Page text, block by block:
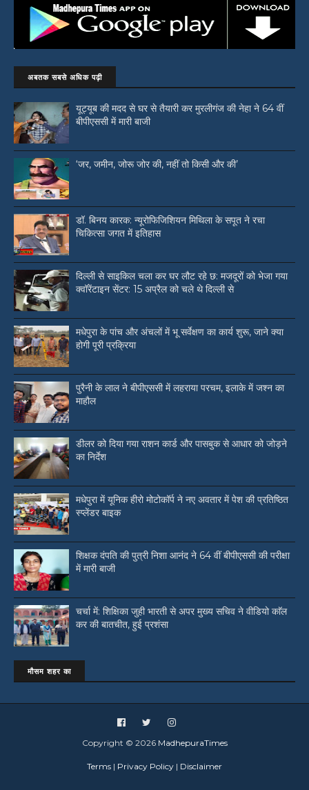
अबतक सबसे अधिक पढ़ी
यूट्यूब की मदद से घर से तैयारी कर मुरलीगंज की नेहा ने 64 वीं
बीपीएससी में मारी बाजी
‘जर, जमीन, जोरू जोर की, नहीं तो किसी और की’
डॉ. बिनय कारक: न्यूरोफिजिशियन मिथिला के सपूत ने रचा
चिकित्सा जगत में इतिहास
दिल्ली से साइकिल चला कर घर लौट रहे छ: मजदूरों को भेजा गया
क्वॉरेंटाइन सेंटर: 15 अप्रैल को चले थे दिल्ली से
मधेपुरा के पांच और अंचलों में भू सर्वेक्षण का कार्य शुरू, जाने क्या
होगी पूरी प्रक्रिया
पुरैनी के लाल ने बीपीएससी में लहराया परचम, इलाके में जश्न का
माहौल
डीलर को दिया गया राशन कार्ड और पासबुक से आधार को जोड़ने
का निर्देश
मधेपुरा में यूनिक हीरो मोटोकॉर्प ने नए अवतार में पेश की प्रतिष्ठित
स्प्लेंडर बाइक
शिक्षक दंपति की पुत्री निशा आनंद ने 64 वीं बीपीएससी की परीक्षा
में मारी बाजी
चर्चा में: शिक्षिका जुही भारती से अपर मुख्य सचिव ने वीडियो काॅल
कर की बातचीत, हुई प्रशंसा
मौसम शहर का
Copyright © 2026 MadhepuraTimes
Terms | Privacy Policy | Disclaimer